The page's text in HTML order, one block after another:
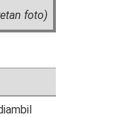
foto)